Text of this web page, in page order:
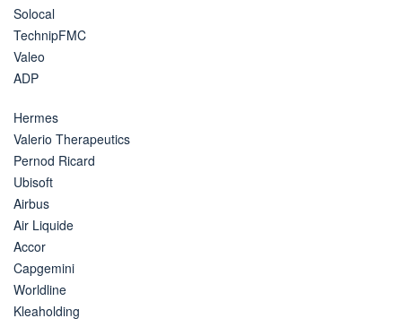
Solocal
TechnipFMC
Valeo
ADP
Hermes
Valerio Therapeutics
Pernod Ricard
Ubisoft
Airbus
Air Liquide
Accor
Capgemini
Worldline
Kleaholding